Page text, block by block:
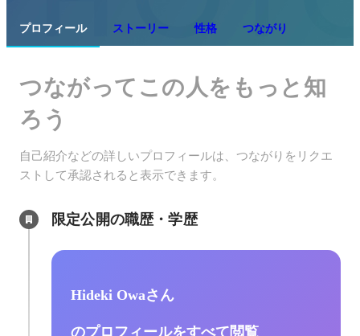
プロフィール ストーリー 性格 つながり
つながってこの人をもっと知
ろう
自己紹介などの詳しいプロフィールは、つながりをリクエ
ストして承認されると表示できます。
限定公開の職歴・学歴
Hideki Owaさん
のプロフィールをすべて閲覧